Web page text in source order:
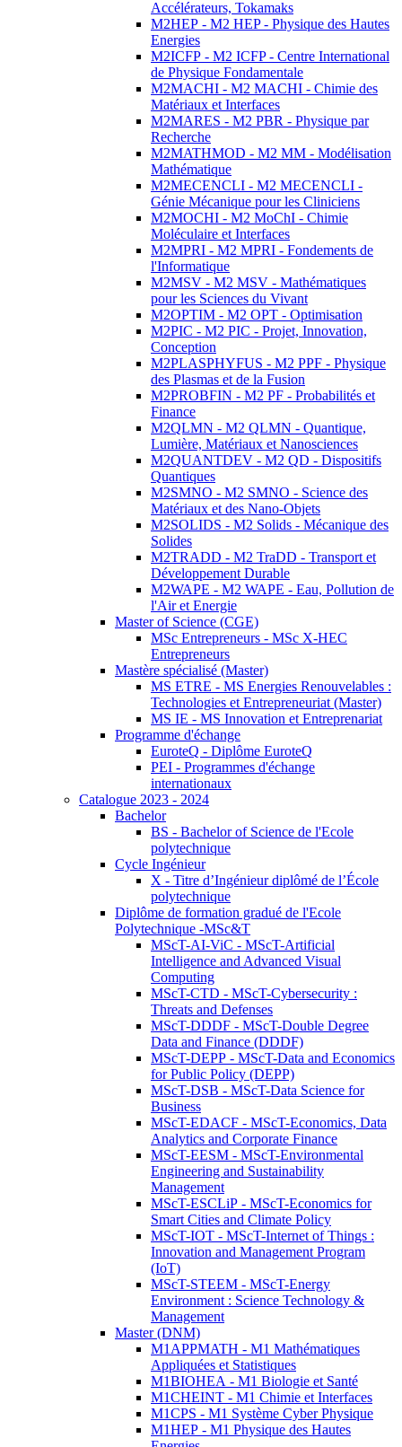
Accélérateurs, Tokamaks
M2HEP - M2 HEP - Physique des Hautes
Energies
M2ICFP - M2 ICFP - Centre International
de Physique Fondamentale
M2MACHI - M2 MACHI - Chimie des
Matériaux et Interfaces
M2MARES - M2 PBR - Physique par
Recherche
M2MATHMOD - M2 MM - Modélisation
Mathématique
M2MECENCLI - M2 MECENCLI -
Génie Mécanique pour les Cliniciens
M2MOCHI - M2 MoChI - Chimie
Moléculaire et Interfaces
M2MPRI - M2 MPRI - Fondements de
l'Informatique
M2MSV - M2 MSV - Mathématiques
pour les Sciences du Vivant
M2OPTIM - M2 OPT - Optimisation
M2PIC - M2 PIC - Projet, Innovation,
Conception
M2PLASPHYFUS - M2 PPF - Physique
des Plasmas et de la Fusion
M2PROBFIN - M2 PF - Probabilités et
Finance
M2QLMN - M2 QLMN - Quantique,
Lumière, Matériaux et Nanosciences
M2QUANTDEV - M2 QD - Dispositifs
Quantiques
M2SMNO - M2 SMNO - Science des
Matériaux et des Nano-Objets
M2SOLIDS - M2 Solids - Mécanique des
Solides
M2TRADD - M2 TraDD - Transport et
Développement Durable
M2WAPE - M2 WAPE - Eau, Pollution de
l'Air et Energie
Master of Science (CGE)
MSc Entrepreneurs - MSc X-HEC
Entrepreneurs
Mastère spécialisé (Master)
MS ETRE - MS Energies Renouvelables :
Technologies et Entrepreneuriat (Master)
MS IE - MS Innovation et Entreprenariat
Programme d'échange
EuroteQ - Diplôme EuroteQ
PEI - Programmes d'échange
internationaux
Catalogue 2023 - 2024
Bachelor
BS - Bachelor of Science de l'Ecole
polytechnique
Cycle Ingénieur
X - Titre d’Ingénieur diplômé de l’École
polytechnique
Diplôme de formation gradué de l'Ecole
Polytechnique -MSc&T
MScT-AI-ViC - MScT-Artificial
Intelligence and Advanced Visual
Computing
MScT-CTD - MScT-Cybersecurity :
Threats and Defenses
MScT-DDDF - MScT-Double Degree
Data and Finance (DDDF)
MScT-DEPP - MScT-Data and Economics
for Public Policy (DEPP)
MScT-DSB - MScT-Data Science for
Business
MScT-EDACF - MScT-Economics, Data
Analytics and Corporate Finance
MScT-EESM - MScT-Environmental
Engineering and Sustainability
Management
MScT-ESCLiP - MScT-Economics for
Smart Cities and Climate Policy
MScT-IOT - MScT-Internet of Things :
Innovation and Management Program
(IoT)
MScT-STEEM - MScT-Energy
Environment : Science Technology &
Management
Master (DNM)
M1APPMATH - M1 Mathématiques
Appliquées et Statistiques
M1BIOHEA - M1 Biologie et Santé
M1CHEINT - M1 Chimie et Interfaces
M1CPS - M1 Système Cyber Physique
M1HEP - M1 Physique des Hautes